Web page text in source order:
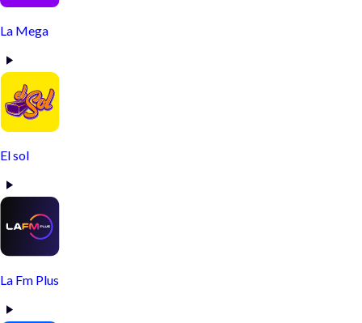
La Mega
El sol
La Fm Plus